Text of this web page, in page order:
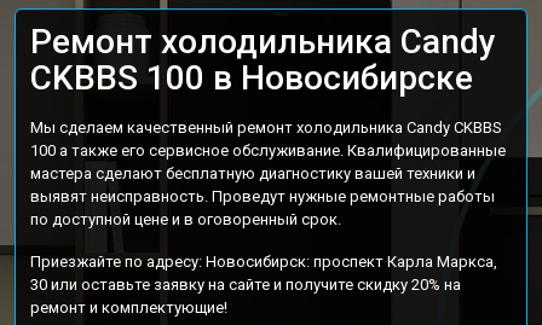
Ремонт холодильника Candy
CKBBS 100 в Новосибирске
Мы сделаем качественный ремонт холодильника Candy CKBBS
100 а также его сервисное обслуживание. Квалифицированные
мастера сделают бесплатную диагностику вашей техники и
выявят неисправность. Проведут нужные ремонтные работы
по доступной цене и в оговоренный срок.
Приезжайте по адресу: Новосибирск: проспект Карла Маркса,
30 или оставьте заявку на сайте и получите скидку 20% на
ремонт и комплектующие!